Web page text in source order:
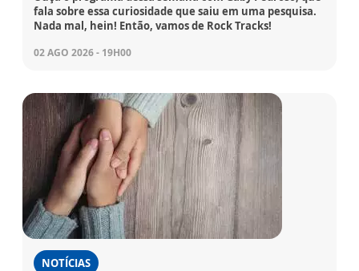
fala sobre essa curiosidade que saiu em uma pesquisa.
Nada mal, hein! Então, vamos de Rock Tracks!
02 AGO 2026 - 19H00
NOTÍCIAS